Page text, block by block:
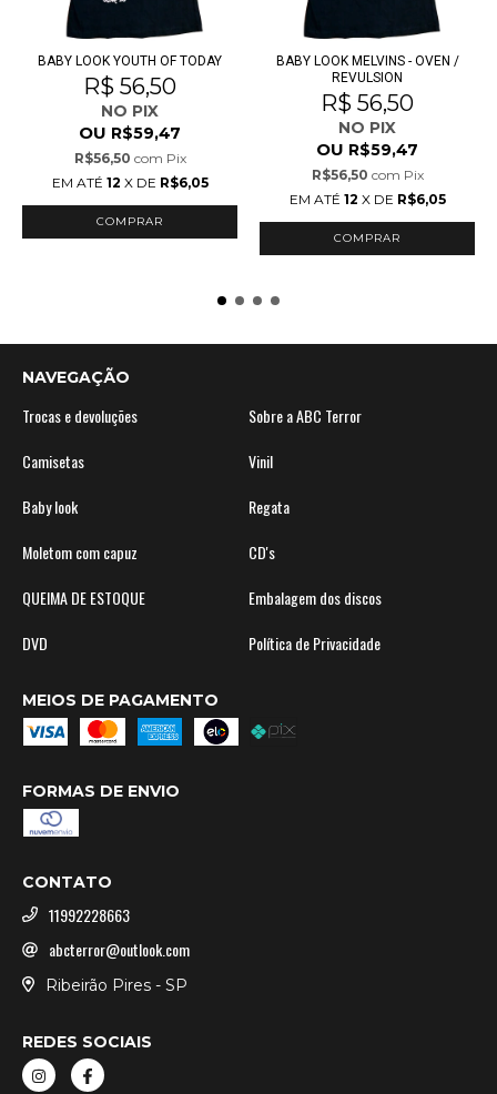
BABY LOOK YOUTH OF TODAY
R$ 56,50
NO PIX
OU R$59,47
R$56,50 com Pix
EM ATÉ 12 X DE R$6,05
COMPRAR
BABY LOOK MELVINS - OVEN /
REVULSION
R$ 56,50
NO PIX
OU R$59,47
R$56,50 com Pix
EM ATÉ 12 X DE R$6,05
COMPRAR
NAVEGAÇÃO
Trocas e devoluções
Sobre a ABC Terror
Camisetas
Vinil
Baby look
Regata
Moletom com capuz
CD's
QUEIMA DE ESTOQUE
Embalagem dos discos
DVD
Política de Privacidade
MEIOS DE PAGAMENTO
FORMAS DE ENVIO
CONTATO
11992228663
abcterror@outlook.com
Ribeirão Pires - SP
REDES SOCIAIS